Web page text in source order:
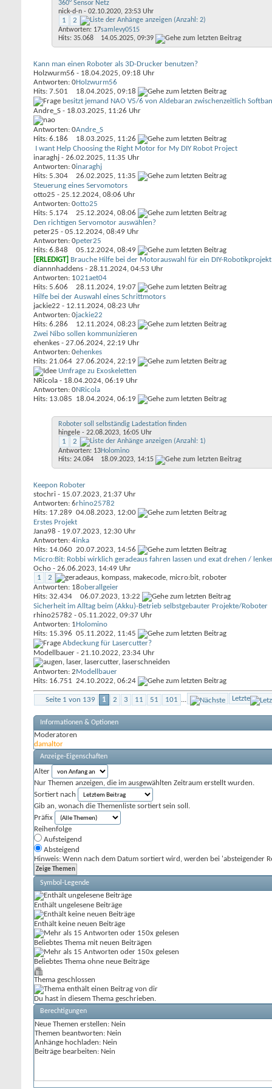
360° Sensor Netz
nick-d-n - 02.10.2020, 23:53 Uhr
1 2
Antworten: 17
Hits: 35.068
samlevy0515
14.05.2025, 09:39
Kann man einen Roboter als 3D-Drucker benutzen?
Holzwurm56 - 18.04.2025, 09:18 Uhr
Antworten: 0
Hits: 7.501
Holzwurm56
18.04.2025, 09:18
besitzt jemand NAO V5/6 von Aldebaran zwischenzeitlich
Andre_S - 18.03.2025, 11:26 Uhr
Antworten: 0
Hits: 6.186
Andre_S
18.03.2025, 11:26
I want Help Choosing the Right Motor for My DIY Robot Project
inaraghj - 26.02.2025, 11:35 Uhr
Antworten: 0
Hits: 5.304
inaraghj
26.02.2025, 11:35
Steuerung eines Servomotors
otto25 - 25.12.2024, 08:06 Uhr
Antworten: 0
Hits: 5.174
otto25
25.12.2024, 08:06
Den richtigen Servomotor auswählen?
peter25 - 05.12.2024, 08:49 Uhr
Antworten: 0
Hits: 6.848
peter25
05.12.2024, 08:49
[ERLEDIGT] Brauche Hilfe bei der Motorauswahl für ein DIY-Robotikprojekt
diannnhaddens - 28.11.2024, 04:53 Uhr
Antworten: 1
Hits: 5.606
021aet04
28.11.2024, 19:07
Hilfe bei der Auswahl eines Schrittmotors
jackie22 - 12.11.2024, 08:23 Uhr
Antworten: 0
Hits: 6.286
jackie22
12.11.2024, 08:23
Zwei Nibo sollen kommunizieren
ehenkes - 27.06.2024, 22:19 Uhr
Antworten: 0
Hits: 21.064
ehenkes
27.06.2024, 22:19
Umfrage zu Exoskeletten
NRicola - 18.04.2024, 06:19 Uhr
Antworten: 0
Hits: 13.085
NRicola
18.04.2024, 06:19
Roboter soll selbständig Ladestation finden
hingele - 22.08.2023, 16:05 Uhr
1 2
Antworten: 13
Hits: 24.084
Holomino
18.09.2023, 14:15
Keepon Roboter
stochri - 15.07.2023, 21:37 Uhr
Antworten: 6
Hits: 17.289
rhino25782
04.08.2023, 12:00
Erstes Projekt
Jana98 - 19.07.2023, 12:30 Uhr
Antworten: 4
Hits: 14.060
inka
20.07.2023, 14:56
Micro:Bit: Robbi wirklich geradeaus fahren lassen und exat drehen /
Ocho - 26.06.2023, 14:49 Uhr
1
2
Antworten: 18
Hits: 32.434
oberallgeier
06.07.2023, 13:22
Sicherheit im Alltag beim (Akku)-Betrieb selbstgebauter Projekte/Roboter
rhino25782 - 05.11.2022, 09:37 Uhr
Antworten: 1
Hits: 15.396
Holomino
05.11.2022, 11:45
Abdeckung für Lasercutter?
Modellbauer - 21.10.2022, 23:34 Uhr
Antworten: 2
Hits: 16.751
Modellbauer
24.10.2022, 06:24
Seite 1 von 139 1 2 3 11 51 101 ... Letzte
Informationen & Optionen
Moderatoren
damaltor
Anzeige-Eigenschaften
Alter
Nur Themen anzeigen, die im ausgewählten Zeitraum erstellt wurden.
Sortiert nach
Gib an, wonach die Themenliste sortiert sein soll.
Präfix
Reihenfolge
Aufsteigend
Absteigend
Hinweis: Wenn nach dem Datum sortiert wird, werden bei 'absteigender
Symbol-Legende
Enthält ungelesene Beiträge
Enthält keine neuen Beiträge
Beliebtes Thema mit neuen Beiträgen
Beliebtes Thema ohne neue Beiträge
Thema geschlossen
Du hast in diesem Thema geschrieben.
Berechtigungen
Neue Themen erstellen: Nein
Themen beantworten: Nein
Anhänge hochladen: Nein
Beiträge bearbeiten: Nein